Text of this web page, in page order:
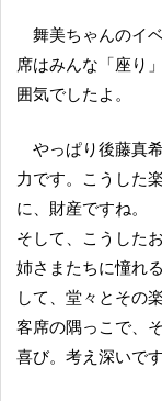
舞美ちゃんのイベントは、静かな大人な選曲もあって、客
席はみんな「座り
囲気でしたよ。
やっぱり後藤真希さんや松浦亜弥さんの楽曲は、非常に強
力です。こうした
に、財産ですね。
そして、こうした
姉さまたちに憧れ
して、堂々とその
客席の隅っこで、
喜び。考え深いで